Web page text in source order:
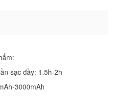
sạc đầy: 1.5h-2h
3000mAh